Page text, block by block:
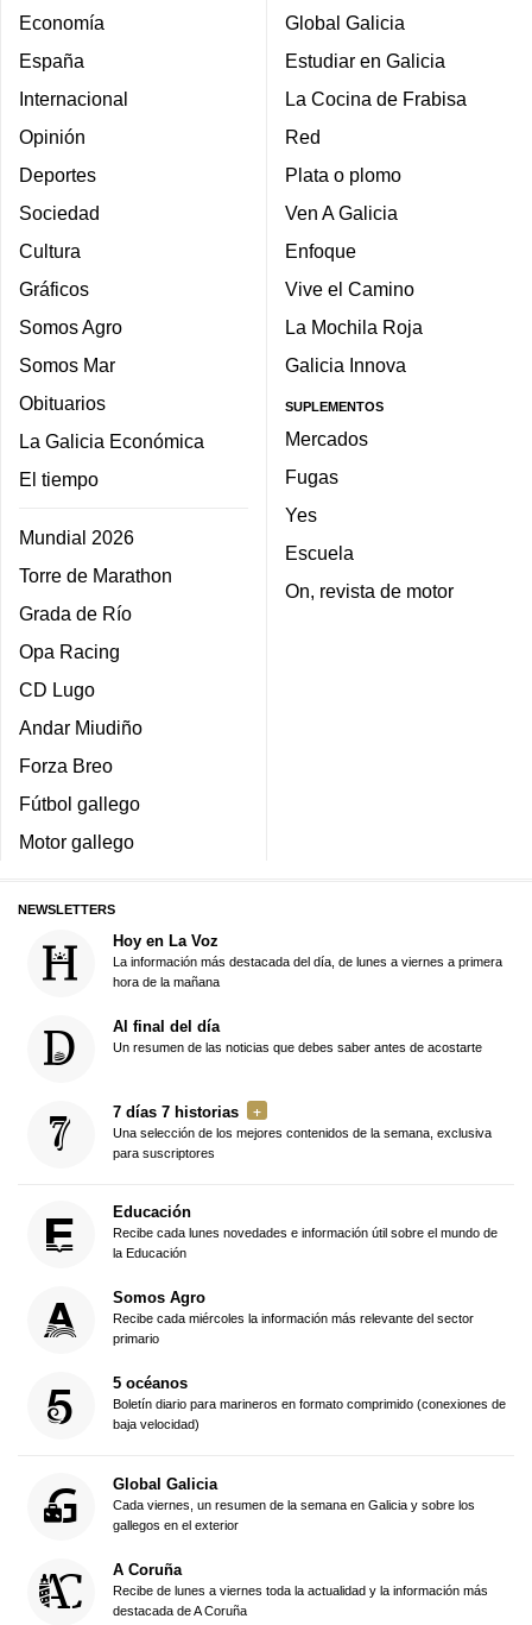
Economía
España
Internacional
Opinión
Deportes
Sociedad
Cultura
Gráficos
Somos Agro
Somos Mar
Obituarios
La Galicia Económica
El tiempo
Mundial 2026
Torre de Marathon
Grada de Río
Opa Racing
CD Lugo
Andar Miudiño
Forza Breo
Fútbol gallego
Motor gallego
Global Galicia
Estudiar en Galicia
La Cocina de Frabisa
Red
Plata o plomo
Ven A Galicia
Enfoque
Vive el Camino
La Mochila Roja
Galicia Innova
SUPLEMENTOS
Mercados
Fugas
Yes
Escuela
On, revista de motor
NEWSLETTERS
Hoy en La Voz
La información más destacada del día, de lunes a viernes a primera
hora de la mañana
Al final del día
Un resumen de las noticias que debes saber antes de acostarte
7 días 7 historias
Una selección de los mejores contenidos de la semana, exclusiva
para suscriptores
Educación
Recibe cada lunes novedades e información útil sobre el mundo de
la Educación
Somos Agro
Recibe cada miércoles la información más relevante del sector
primario
5 océanos
Boletín diario para marineros en formato comprimido (conexiones de
baja velocidad)
Global Galicia
Cada viernes, un resumen de la semana en Galicia y sobre los
gallegos en el exterior
A Coruña
Recibe de lunes a viernes toda la actualidad y la información más
destacada de A Coruña